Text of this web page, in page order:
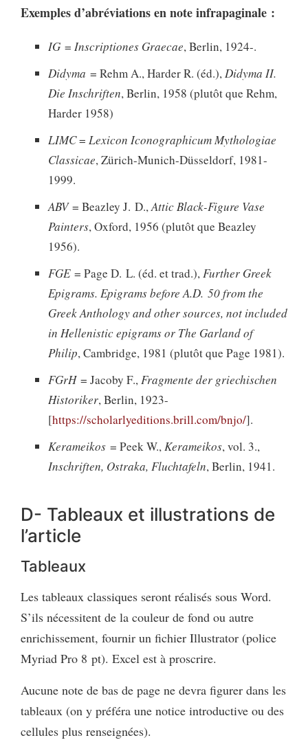
Exemples d’abréviations en note infrapaginale :
IG = Inscriptiones Graecae, Berlin, 1924-.
Didyma = Rehm A., Harder R. (éd.),Didyma II.
Die Inschriften, Berlin, 1958 (plutôt que Rehm,
Harder 1958)
LIMC= Lexicon Iconographicum Mythologiae
Classicae, Zürich-Munich-Düsseldorf, 1981-
1999.
ABV= Beazley J. D.,Attic Black-Figure Vase
Painters, Oxford, 1956 (plutôt que Beazley
1956).
FGE= Page D. L. (éd. et trad.),Further Greek
Epigrams. Epigrams before A.D. 50 from the
Greek Anthology and other sources, not included
in Hellenistic epigrams or The Garland of
Philip, Cambridge, 1981 (plutôt que Page 1981).
FGrH= Jacoby F.,Fragmente der griechischen
Historiker, Berlin, 1923-
[https://scholarlyeditions.brill.com/bnjo/].
Kerameikos = Peek W.,Kerameikos, vol. 3.,
Inschriften, Ostraka, Fluchtafeln, Berlin, 1941.
D- Tableaux et illustrations de
l’article
Tableaux
Les tableaux classiques seront réalisés sous Word.
S’ils nécessitent de la couleur de fond ou autre
enrichissement, fournir un fichier Illustrator (police
Myriad Pro 8 pt). Excel est à proscrire.
Aucune note de bas de page ne devra figurer dans les
tableaux (on y préféra une notice introductive ou des
cellules plus renseignées).